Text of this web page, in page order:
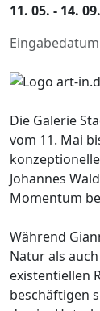
11. 05. - 14.
Die Galerie
vom 11. Mai
Johannes
Momentum
Während
Natur als
existentiellen
beschäftigen